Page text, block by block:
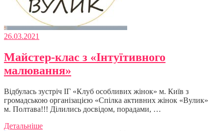
26.03.2021
Майстер-клас з «Інтуїтивного
малювання»
Відбулась зустріч ІГ «Клуб особливих жінок» м. Київ з
громадською організацією «Спілка активних жінок «Вулик»
м. Полтава!!! Ділились досвідом, порадами, …
Детальніше